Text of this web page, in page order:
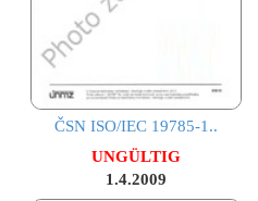
ČSN ISO/IEC 19785-1..
UNGÜLTIG
1.4.2009